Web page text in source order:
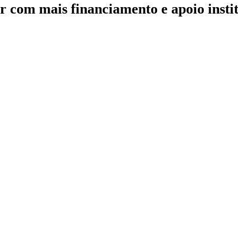
com mais financiamento e apoio